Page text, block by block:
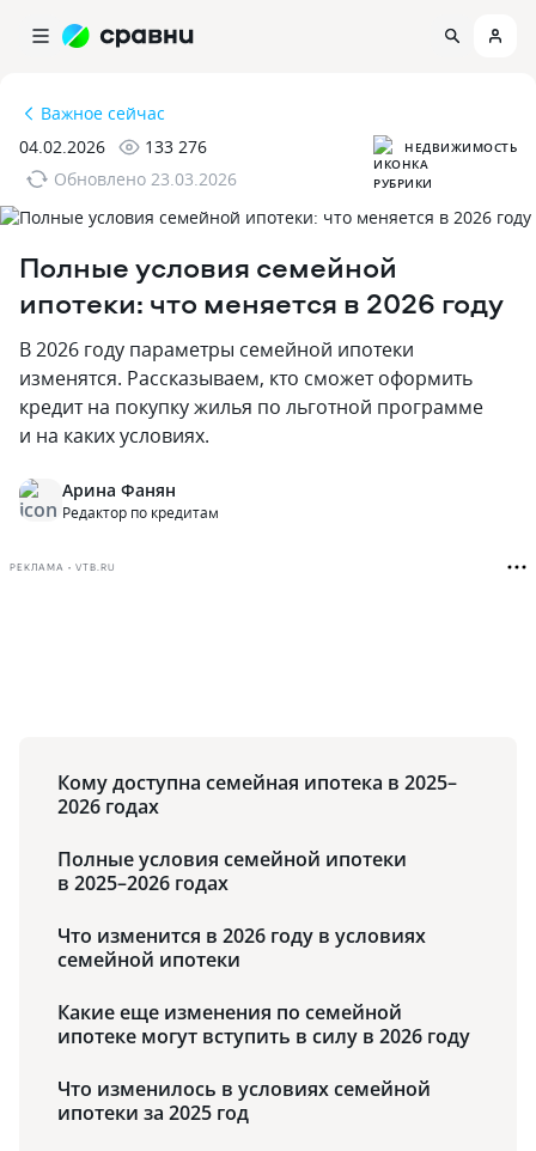
Важное сейчас
04.02.2026
133 276
Обновлено 23.03.2026
НЕДВИЖИМОСТЬ
Полные условия семейной
ипотеки: что меняется в 2026 году
В 2026 году параметры семейной ипотеки
изменятся. Рассказываем‚ кто сможет оформить
кредит на покупку жилья по льготной программе
и на каких условиях.
Арина Фанян
Редактор по кредитам
РЕКЛАМА • VTB.RU
Кому доступна семейная ипотека в 2025–
2026 годах
Полные условия семейной ипотеки
в 2025–2026 годах
Что изменится в 2026 году в условиях
семейной ипотеки
Какие еще изменения по семейной
ипотеке могут вступить в силу в 2026 году
Что изменилось в условиях семейной
ипотеки за 2025 год